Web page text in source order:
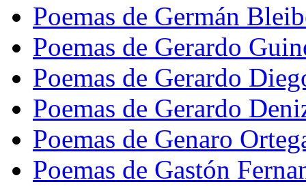
Poemas de Germán
Poemas de Gerardo
Poemas de Gerardo
Poemas de Gerardo
Poemas de Genaro
Poemas de Gastón